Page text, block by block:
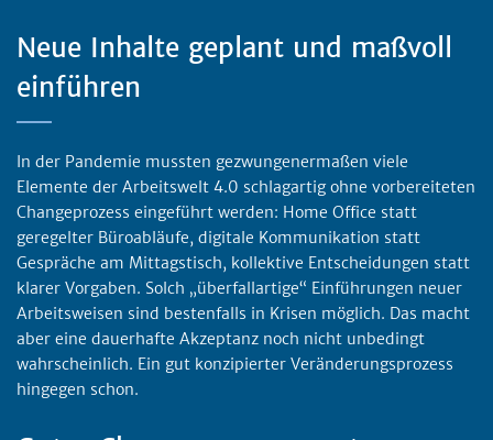
Neue Inhalte geplant und maßvoll
einführen
In der Pandemie mussten gezwungenermaßen viele
Elemente der Arbeitswelt 4.0 schlagartig ohne vorbereiteten
Changeprozess eingeführt werden: Home Office statt
geregelter Büroabläufe, digitale Kommunikation statt
Gespräche am Mittagstisch, kollektive Entscheidungen statt
klarer Vorgaben. Solch „überfallartige“ Einführungen neuer
Arbeitsweisen sind bestenfalls in Krisen möglich. Das macht
aber eine dauerhafte Akzeptanz noch nicht unbedingt
wahrscheinlich. Ein gut konzipierter Veränderungsprozess
hingegen schon.